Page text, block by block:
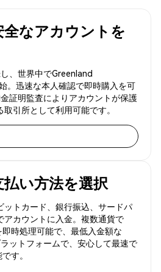
全なアカウントを
、世界中でGreenland
。迅速な本人確認で即時購入を可
証明監査によりアカウントが保護
引所として利用可能です。
い方法を選択
ットカード、銀行振込、サードパ
アカウントに入金。複数通貨で
時処理可能で、最低入金額な
ットフォームで、安心して最速で
す。